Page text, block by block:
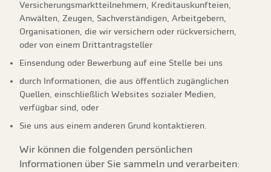
Versicherungsmarktteilnehmern, Kreditauskunfteien,
Anwälten, Zeugen, Sachverständigen, Arbeitgebern,
Organisationen, die wir versichern oder rückversichern,
oder von einem Drittantragsteller
Einsendung oder Bewerbung auf eine Stelle bei uns
durch Informationen, die aus öffentlich zugänglichen
Quellen, einschließlich Websites sozialer Medien,
verfügbar sind, oder
Sie uns aus einem anderen Grund kontaktieren.
Wir können die folgenden persönlichen
Informationen über Sie sammeln und verarbeiten: